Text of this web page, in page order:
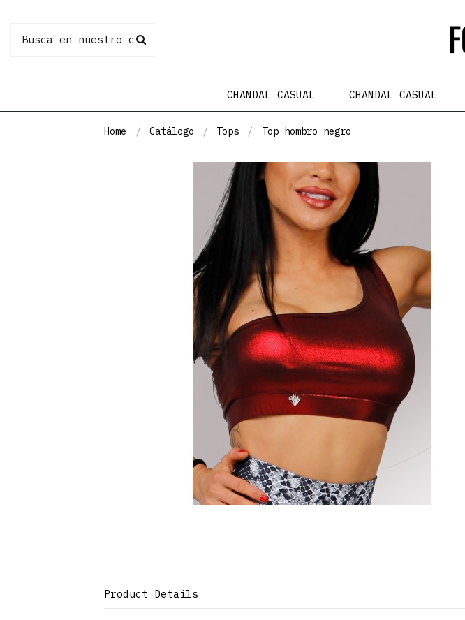
CHANDAL CASUAL CHANDAL CASUAL
Home Catálogo Tops Top hombro negro
Product Details